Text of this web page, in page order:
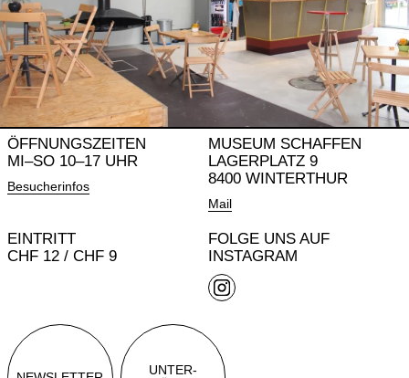
ÖFFNUNGSZEITEN
MI–SO 10–17 UHR
Besucherinfos
MUSEUM SCHAFFEN
LAGERPLATZ 9
8400 WINTERTHUR
Mail
EINTRITT
CHF 12 / CHF 9
FOLGE UNS AUF
INSTAGRAM
UNTER-